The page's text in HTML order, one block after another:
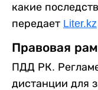
какие
передает Liter.kz
Правовая
ПДД РК.
дистанции для